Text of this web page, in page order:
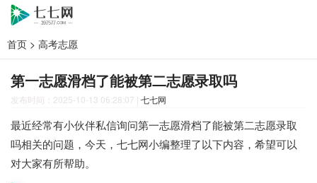
首页 > 高考志愿
第一志愿滑档了能被第二志愿录取吗
发布时间：2025-10-13 06:28:07 | 七七网
最近经常有小伙伴私信询问第一志愿滑档了能被第二志愿录取
吗相关的问题，今天，七七网小编整理了以下内容，希望可以
对大家有所帮助。